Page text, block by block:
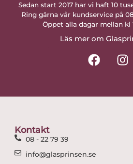
Sedan start 2017 har vi haft 10
Ring gärna vår kundservice på
Öppet alla dagar mellan kl
Läs mer om
F
a
I
n
Kontakt
08 - 22 79 39
info@glasprinsen.se